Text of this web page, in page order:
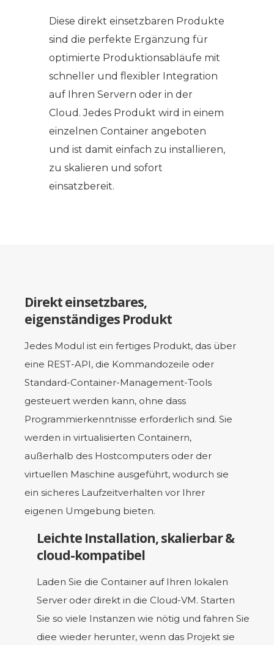
Diese direkt einsetzbaren Produkte
sind die perfekte Ergänzung für
optimierte Produktionsabläufe mit
schneller und flexibler Integration
auf Ihren Servern oder in der
Cloud. Jedes Produkt wird in einem
einzelnen Container angeboten
und ist damit einfach zu installieren,
zu skalieren und sofort
einsatzbereit.
Direkt einsetzbares,
eigenständiges Produkt
Jedes Modul ist ein fertiges Produkt, das über
eine REST-API, die Kommandozeile oder
Standard-Container-Management-Tools
gesteuert werden kann, ohne dass
Programmierkenntnisse erforderlich sind. Sie
werden in virtualisierten Containern,
außerhalb des Hostcomputers oder der
virtuellen Maschine ausgeführt, wodurch sie
ein sicheres Laufzeitverhalten vor Ihrer
eigenen Umgebung bieten.
Leichte Installation, skalierbar &
cloud-kompatibel
Laden Sie die Container auf Ihren lokalen
Server oder direkt in die Cloud-VM. Starten
Sie so viele Instanzen wie nötig und fahren Sie
diee wieder herunter, wenn das Projekt sie